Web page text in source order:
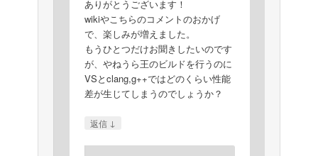
ありがとうございます！
wikiやこちらのコメントのおかげ
で、楽しみが増えました。
もうひとつだけお聞きしたいのです
が、やねうら王のビルドを行うのに
VSとclang,g++ではどのくらい性能
差が生じてしまうのでしょうか？
返信 ↓